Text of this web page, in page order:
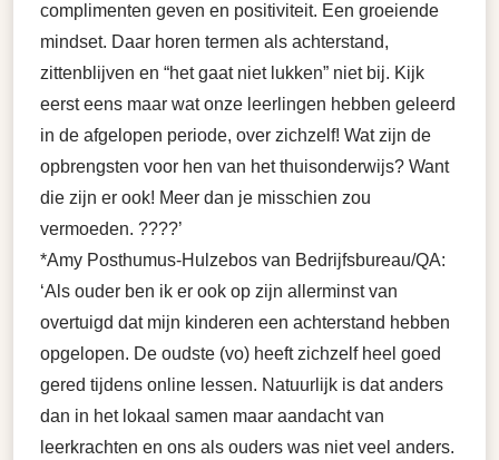
complimenten geven en positiviteit. Een groeiende
mindset. Daar horen termen als achterstand,
zittenblijven en “het gaat niet lukken” niet bij. Kijk
eerst eens maar wat onze leerlingen hebben geleerd
in de afgelopen periode, over zichzelf! Wat zijn de
opbrengsten voor hen van het thuisonderwijs? Want
die zijn er ook! Meer dan je misschien zou
vermoeden. ????’
*Amy Posthumus-Hulzebos van Bedrijfsbureau/QA:
‘Als ouder ben ik er ook op zijn allerminst van
overtuigd dat mijn kinderen een achterstand hebben
opgelopen. De oudste (vo) heeft zichzelf heel goed
gered tijdens online lessen. Natuurlijk is dat anders
dan in het lokaal samen maar aandacht van
leerkrachten en ons als ouders was niet veel anders.